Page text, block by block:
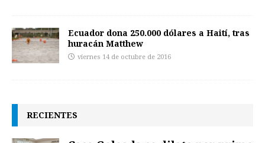
Ecuador dona 250.000 dólares a Haití, tras
huracán Matthew
viernes 14 de octubre de 2016
RECIENTES